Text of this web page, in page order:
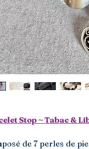
Stop ~ Tabac &
de 7 perles de